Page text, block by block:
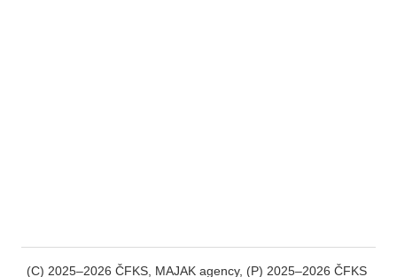
(C) 2025–2026 ČFKS, MAJAK agency, (P) 2025–2026 ČFKS